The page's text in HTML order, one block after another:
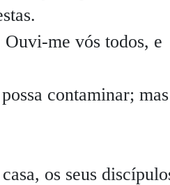
Ouvi-me vós todos, e
contaminar;
os seus